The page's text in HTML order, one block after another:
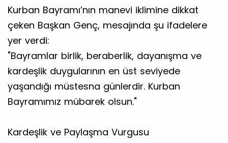
​Kurban Bayramı’nın manevi iklimine dikkat
çeken Başkan Genç, mesajında şu ifadelere
yer verdi:
​"Bayramlar birlik, beraberlik, dayanışma ve
kardeşlik duygularının en üst seviyede
yaşandığı müstesna günlerdir. Kurban
Bayramımız mübarek olsun."
​Kardeşlik ve Paylaşma Vurgusu